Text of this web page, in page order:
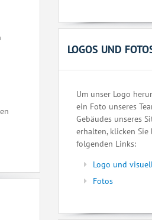
LOGOS UND
Um unser Logo
ein Foto unseres
Gebäudes unseres
erhalten, klicken
folgenden Links:
Logo und
Fotos